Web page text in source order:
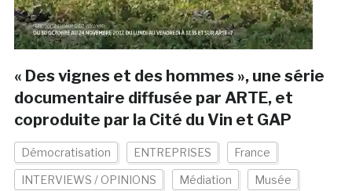
« Des vignes et des hommes », une série
documentaire diffusée par ARTE, et
coproduite par la Cité du Vin et GAP
Démocratisation ENTREPRISES France
INTERVIEWS / OPINIONS Médiation Musée